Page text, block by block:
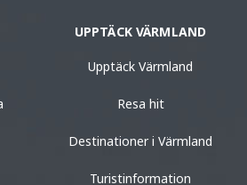
UPPTÄCK VÄRMLAND
Upptäck Värmland
Resa hit
Destinationer i Värmland
Turistinformation